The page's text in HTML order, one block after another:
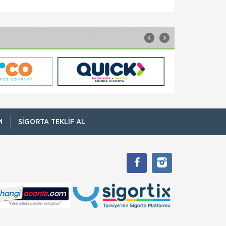
Yurtdışı Seyyah Seyahat Sigortası Siz
seyahatinizin tadını çıkarın, endişelerinizi de
yanınızda taşımayın diye size özel bir ürün
hazırladık. Yurtdışı Se
Quick Sigorta
Seyahat Sigortası
Vize başvurularınızda da kullanabileceğiniz
içinde satın alabilirsiniz. Quick Seyahat Sağlık
Sigortası, yurt dışı s
Sompo Sigorta
Sorumluluklarında Sompo Japan Güvencesi
Tarım Sigortası
Devlet Destekli Tarım sigortası poliçeleri
SIGORTA TEKLIF AL